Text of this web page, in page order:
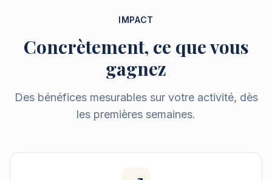
IMPACT
Concrètement, ce que vous
gagnez
Des bénéfices mesurables sur votre activité, dès
les premières semaines.